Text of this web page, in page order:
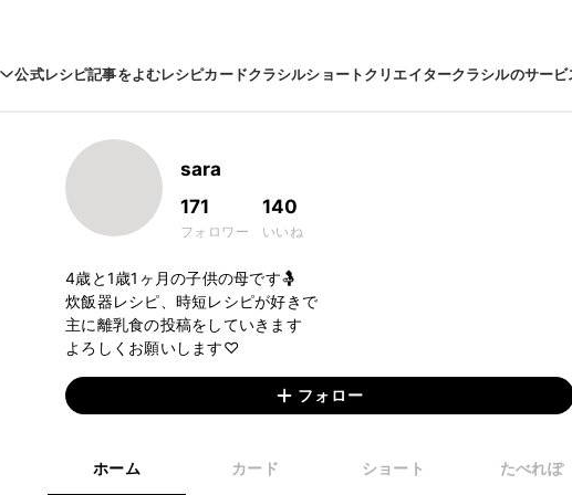
公式レシピ記事をよむレシピカードクラシルショートクリエイタークラシルのサービ
sara
171
フォロワー
140
いいね
4歳と1歳1ヶ月の子供の母です🤱
炊飯器レシピ、時短レシピが好きで
主に離乳食の投稿をしていきます
よろしくお願いします♡
フォロー
ホーム カード ショート たべれぽ